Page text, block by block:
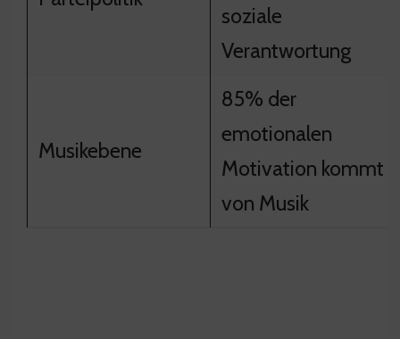
soziale
Verantwortung
Musikebene
85% der
emotionalen
Motivation kommt
von Musik